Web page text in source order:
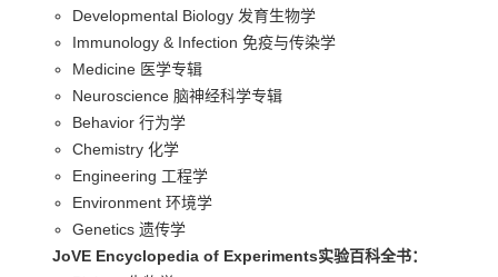
Developmental Biology 发育生物学
Immunology & Infection 免疫与传染学
Medicine 医学专辑
Neuroscience 脑神经科学专辑
Behavior 行为学
Chemistry 化学
Engineering 工程学
Environment 环境学
Genetics 遗传学
JoVE Encyclopedia of Experiments实验百科全书：